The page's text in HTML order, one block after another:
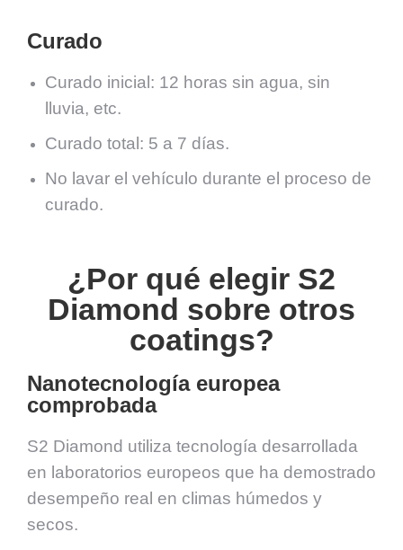
Curado
Curado inicial: 12 horas sin agua, sin
lluvia, etc.
Curado total: 5 a 7 días.
No lavar el vehículo durante el proceso de
curado.
¿Por qué elegir S2
Diamond sobre otros
coatings?
Nanotecnología europea
comprobada
S2 Diamond utiliza tecnología desarrollada
en laboratorios europeos que ha demostrado
desempeño real en climas húmedos y
secos.